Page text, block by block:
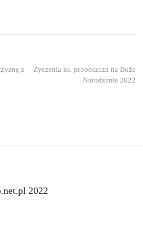
z
Życzenia ks. proboszcza na Boże
Narodzenie 2022
2022